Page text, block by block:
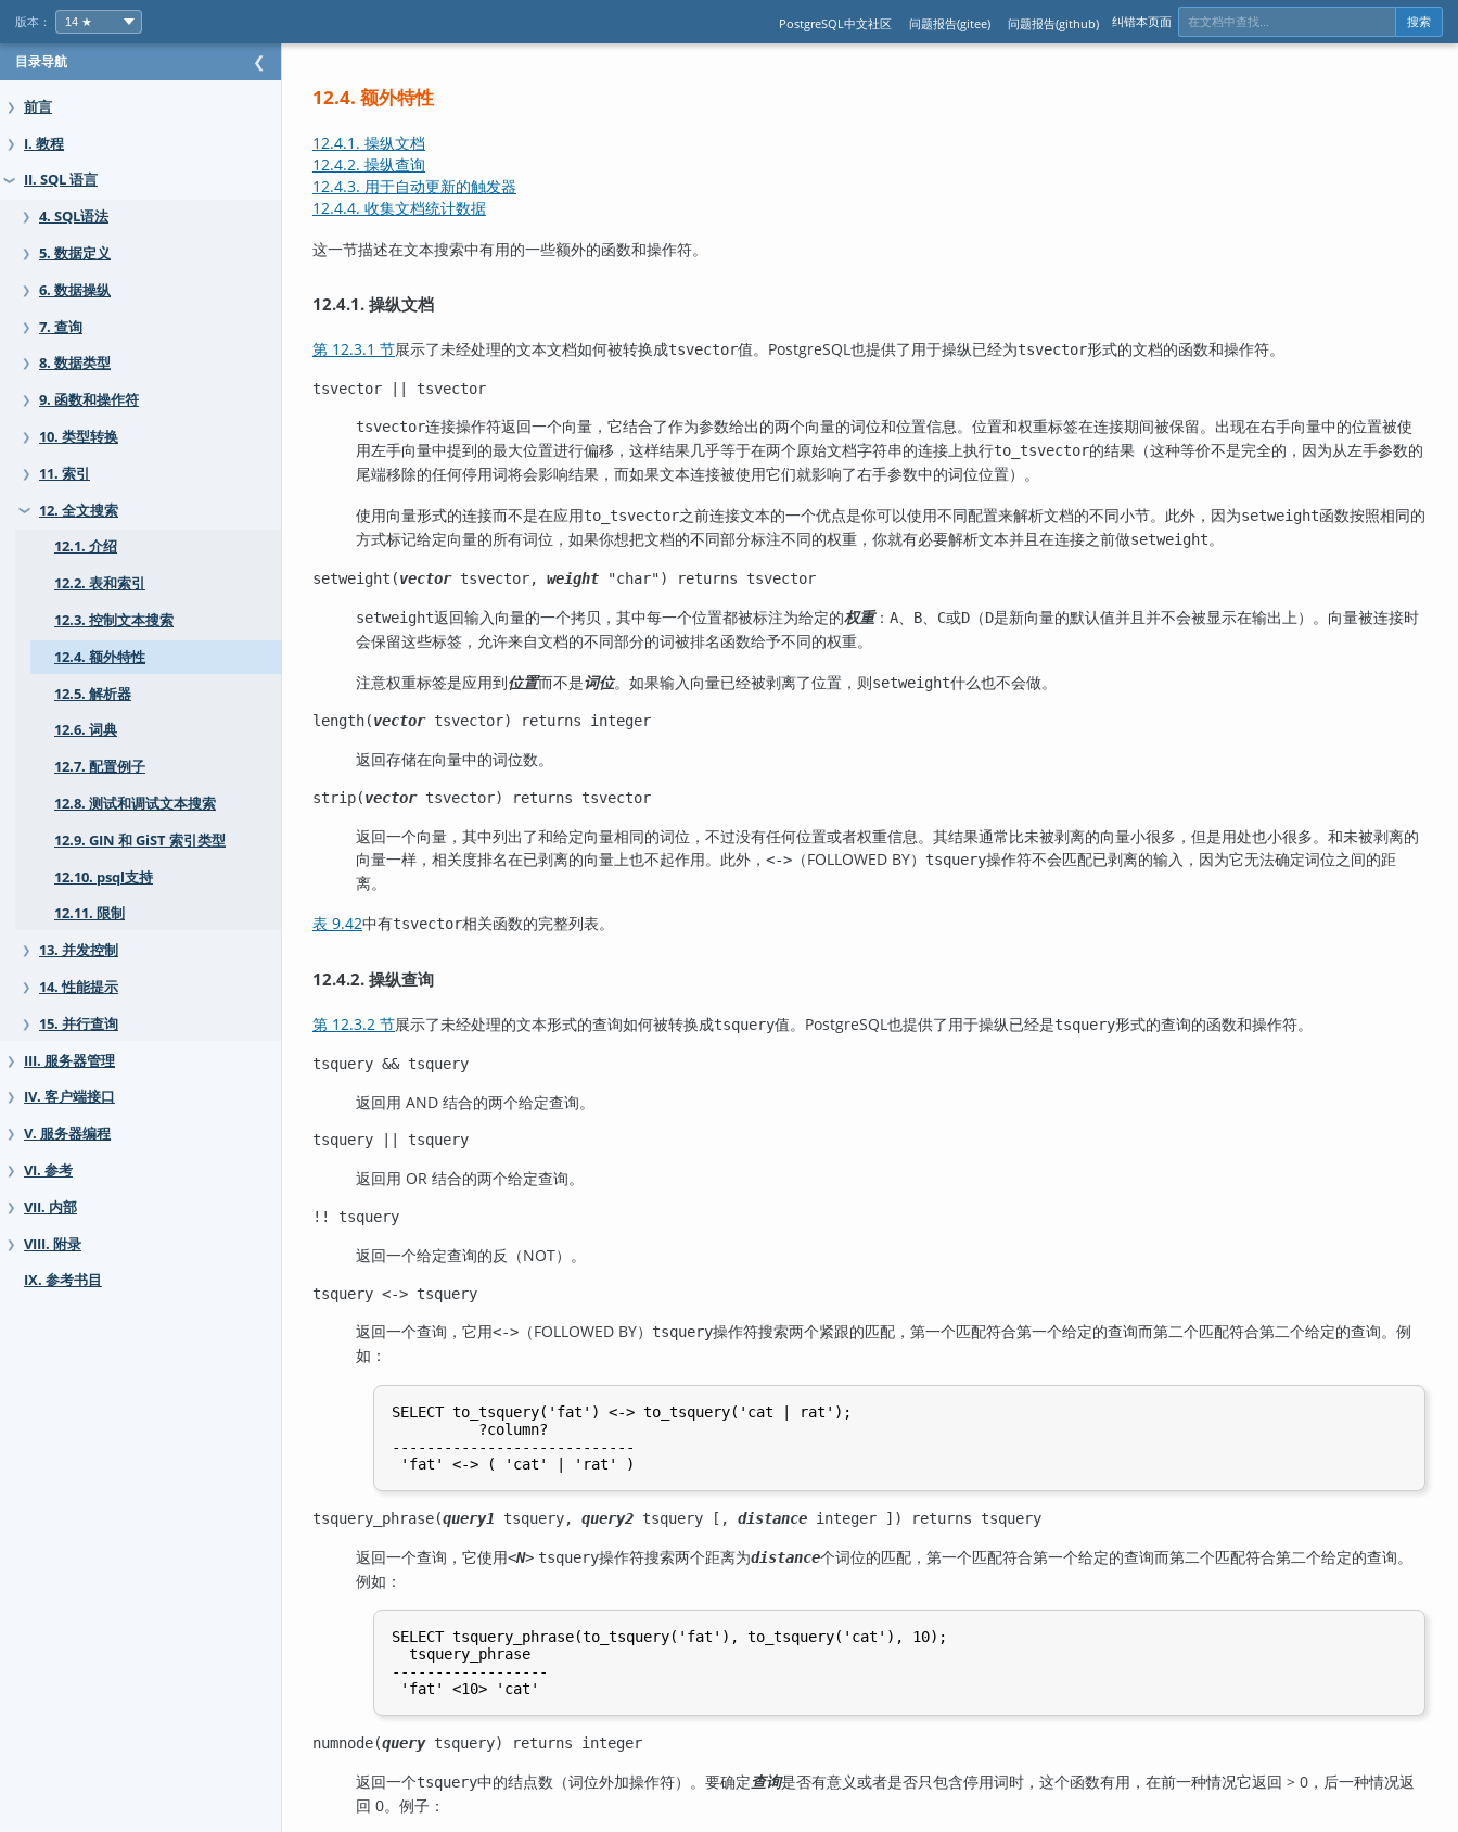
版本： PostgreSQL中文社区 问题报告(gitee) 问题报告(github) 纠错本页面 搜索
目录导航 ❮
❯ 前言
❯ I. 教程
❯ II. SQL 语言
❯ 4. SQL语法
❯ 5. 数据定义
❯ 6. 数据操纵
❯ 7. 查询
❯ 8. 数据类型
❯ 9. 函数和操作符
❯ 10. 类型转换
❯ 11. 索引
❯
12. 全文搜索
12.1. 介绍
12.2. 表和索引
12.3. 控制文本搜索
12.4. 额外特性
12.5. 解析器
12.6. 词典
12.7. 配置例子
12.8. 测试和调试文本搜索
12.9. GIN 和 GiST 索引类型
12.10. psql支持
12.11. 限制
❯ 13. 并发控制
❯ 14. 性能提示
❯ 15. 并行查询
❯ III. 服务器管理
❯ IV. 客户端接口
❯ V. 服务器编程
❯ VI. 参考
❯ VII. 内部
❯
VIII. 附录
IX. 参考书目
12.4. 额外特性
12.4.1. 操纵文档
12.4.2. 操纵查询
12.4.3. 用于自动更新的触发器
12.4.4. 收集文档统计数据
这一节描述在文本搜索中有用的一些额外的函数和操作符。
12.4.1. 操纵文档
第 12.3.1 节展示了未经处理的文本文档如何被转换成tsvector值。 PostgreSQL 也提供了用于操纵已经为tsvector形式的文档的函数和操作符。
tsvector || tsvector
tsvector连接操作符返回一个向量，它结合了作为参数给出的两个向量的词位和位置信息。位置和权重标签在连接期间被保留。出现在右手向量中的位置被使
用左手向量中提到的最大位置进行偏移，这样结果几乎等于在两个原始文档字符串的连接上执行to_tsvector的结果（这种等价不是完全的，因为从左手参数的
尾端移除的任何停用词将会影响结果，而如果文本连接被使用它们就影响了右手参数中的词位位置）。
使用向量形式的连接而不是在应用to_tsvector之前连接文本的一个优点是你可以使用不同配置来解析文档的不同小节。此外，因为setweight函数按照相同的
方式标记给定向量的所有词位，如果你想把文档的不同部分标注不同的权重，你就有必要解析文本并且在连接之前做setweight。
setweight(vector tsvector, weight "char") returns tsvector
setweight返回输入向量的一个拷贝，其中每一个位置都被标注为给定的权重： A B C或D （D是新向量的默认值并且并不会被显示在输出上）。向量被连接时
会保留这些标签，允许来自文档的不同部分的词被排名函数给予不同的权重。
注意权重标签是应用到位置而不是词位。如果输入向量已经被剥离了位置，则setweight什么也不会做。
length(vector tsvector) returns integer
返回存储在向量中的词位数。
strip(vector tsvector) returns tsvector
返回一个向量，其中列出了和给定向量相同的词位，不过没有任何位置或者权重信息。其结果通常比未被剥离的向量小很多，但是用处也小很多。和未被剥离的
向量一样，相关度排名在已剥离的向量上也不起作用。此外， <-> （FOLLOWED BY） tsquery操作符不会匹配已剥离的输入，因为它无法确定词位之间的距
离。
表 9.42中有tsvector相关函数的完整列表。
12.4.2. 操纵查询
第 12.3.2 节展示了未经处理的文本形式的查询如何被转换成tsquery值。 PostgreSQL也提供了用于操纵已经是tsquery形式的查询的函数和操作符。
tsquery && tsquery
返回用 AND 结合的两个给定查询。
tsquery tsquery
返回用 OR 结合的两个给定查询。
!! tsquery
返回一个给定查询的反（NOT）。
tsquery <-> tsquery
返回一个查询，它用<-> （FOLLOWED BY） tsquery操作符搜索两个紧跟的匹配，第一个匹配符合第一个给定的查询而第二个匹配符合第二个给定的查询。例
如：
SELECT to_tsquery('fat') <-> to_tsquery('cat | rat');
          ?column?
----------------------------
tsquery_phrase(query1 tsquery, query2 tsquery [, distance integer ]) returns tsquery
返回一个查询，它使用<N> tsquery操作符搜索两个距离为distance个词位的匹配，第一个匹配符合第一个给定的查询而第二个匹配符合第二个给定的查询。
例如：
SELECT tsquery_phrase(to_tsquery('fat'), to_tsquery('cat'), 10);
  tsquery_phrase
------------------
numnode(query tsquery) returns integer
返回一个tsquery中的结点数（词位外加操作符）。要确定查询是否有意义或者是否只包含停用词时，这个函数有用，在前一种情况它返回 > 0，后一种情况返
回 0。例子：